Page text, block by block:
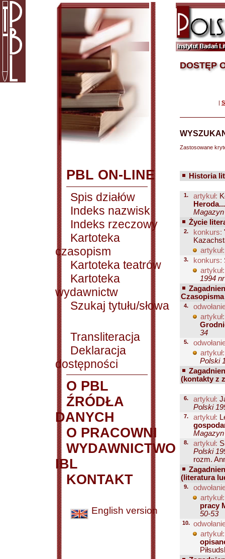
PBL ON-LINE
Spis działów
Indeks nazwisk
Indeks rzeczowy
Kartoteka
czasopism
Kartoteka teatrów
Kartoteka
wydawnictw
Szukaj tytułu/słowa
Transliteracja
Deklaracja
dostępności
O PBL
ŹRÓDŁA
DANYCH
O PRACOWNI
WYDAWNICTWO
IBL
KONTAKT
English version
DOSTĘP
|
Zastosowane
Historia
1. artykuł:
Życie
2. konkurs:
artykuł:
3. konkurs:
artykuł:
1994
4.
artykuł:
34
5.
artykuł:
Polski
(kontakty z
6. artykuł:
Polski
7. artykuł:
8. artykuł:
Polski
rozm.
(literatura
9.
artykuł:
pracy
50-53
10.
artykuł: